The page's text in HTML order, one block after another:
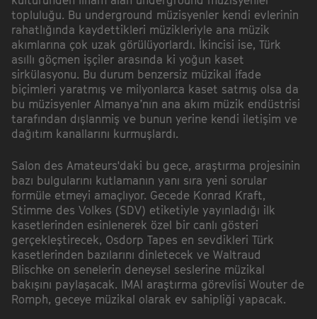
topluluğu. Bu underground müzisyenler kendi evlerinin
rahatlığında kaydettikleri müzikleriyle ana müzik
akımlarına çok uzak görülüyorlardı. İkincisi ise, Türk
asıllı göçmen işçiler arasında ki yoğun kaset
sirkülasyonu. Bu durum benzersiz müzikal ifade
biçimleri yaratmış ve milyonlarca kaset satmış olsa da
bu müzisyenler Almanya’nın ana akım müzik endüstrisi
tarafından dışlanmiş ve bunun yerine kendi iletişim ve
dağıtım kanallarını kurmuşlardı.
Salon des Amateurs'daki bu gece, araştırma projesinin
bazı bulgularını kutlamanın yanı sıra yeni sorular
formüle etmeyi amaçlıyor. Gecede Konrad Kraft,
Stimme des Volkes (SDV) etiketiyle yayınladığı ilk
kasetlerinden esinlenerek özel bir canlı gösteri
gerçekleştirecek, Osdorp Tapes en sevdikleri Türk
kasetlerinden bazılarını dinletecek ve Waltraud
Blischke on senelerin deneysel seslerine müzikal
bakışını paylaşacak. IMAI araştırma görevlisi Wouter de
Romph, geceye müzikal olarak ev sahipliği yapacak.